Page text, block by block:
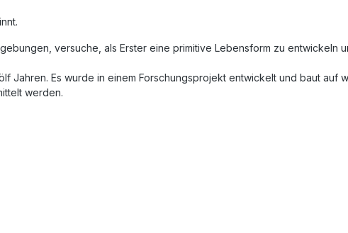
versuche, als Erster eine primitive Lebensform zu
Jahren. Es wurde in einem Forschungsprojekt entwickelt und baut auf
werden.